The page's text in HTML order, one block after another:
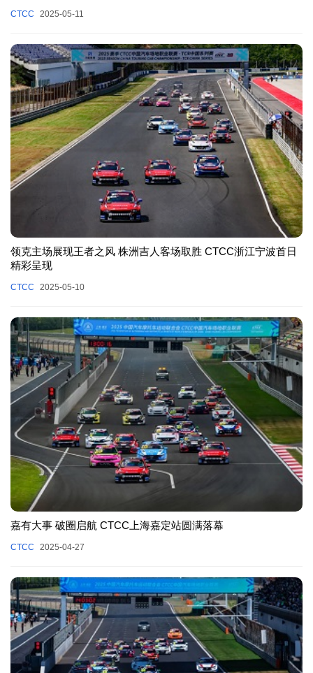
CTCC 2025-05-11
领克主场展现王者之风 株洲吉人客场取胜 CTCC浙江宁波首日
精彩呈现
CTCC 2025-05-10
嘉有大事 破圈启航 CTCC上海嘉定站圆满落幕
CTCC 2025-04-27